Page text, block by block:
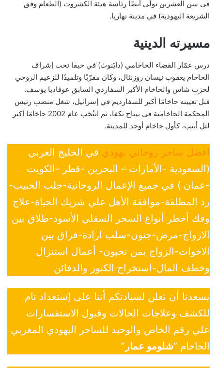
في سن العشرين تولّى أيضًا رئاسة هيئة الكشروت (الطعام وفق
الشريعة اليهودية) في مدينة نهاريا.
مسيرته الدينية
درس عمّار القضاء الحاخامي (دايَنوث) في حيفا تحت إشراف
الحاخام يعقوب نيسان روزنثال، وكان مقرّبًا وتلميذًا للزعيم الروحي
لحزب شاس والحاخام الأكبر السفاردي السابق عوفاديا يوسف.
قبل تعيينه حاخامًا أكبر للسفارديم في إسرائيل، شغل منصب رئيس
المحكمة الحاخامية في بيتاح تكفا، ثم انتُخب عام 2002 حاخامًا أكبر
لتل أبيب، كأول حاخام أوحد للمدينة.
افضل ساحر روحاني يهودي في الخليج العربي
(السعودية -الأمارات – البحرين -قطر -الكويت
-عمان ) في جميع الإعمال الروحانية-جلب الحبيب-
رد المطلقة-موافقة الأهل علي شريك الحياة-علاج
وفك أخطر أنواع السحر السفلي الأسود-طلاق بين
الازواج-مرض-جنون-سلب ارادة-فراق بين
الاخوات-الزواج بمن تحبون- أعمال استنزال
وخطف المال-استخراج الكنوز والدفائن
يسعدنا أن نعلن لسيادتكم أننا على إستعداد تام
للكشف وعلاجات الحالات وقبول الاستفسارات
علي رقم الخاص والوحيد للساحر اليهودي المغربي
الحاخام “شلومو عمار ”